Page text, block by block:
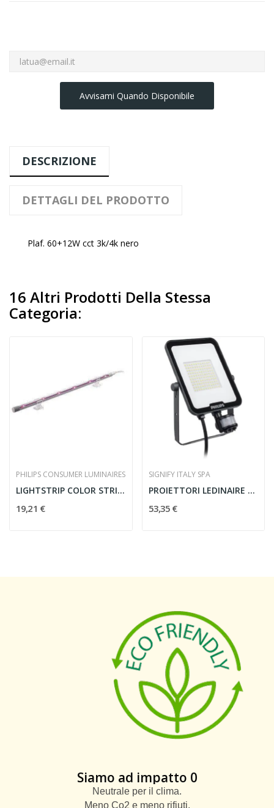
Avvisami Quando Disponibile
DESCRIZIONE
DETTAGLI DEL PRODOTTO
Plaf. 60+12W cct 3k/4k nero
16 Altri Prodotti Della Stessa
Categoria:
PHILIPS CONSUMER LUMINAIRES
LIGHTSTRIP COLOR STRISCE LED - PHILIPS 69113/55/PH
19,21 €
SIGNIFY ITALY SPA
PROIETTORI LEDINAIRE BVP164 LED60840 PSU 50W...
53,35 €
Siamo ad impatto 0
Neutrale per il clima.
Meno Co2 e meno rifiuti.